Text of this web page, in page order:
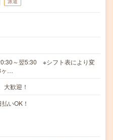
派遣
～翌5:30 ※シフト表により変
ヶ…
大歓迎！
いOK！